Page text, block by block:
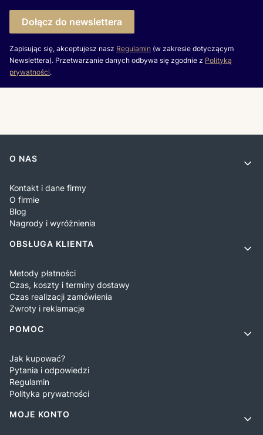
Dołącz do newslettera
Zapisując się, akceptujesz nasz Regulamin (w zakresie dotyczącym
Newslettera). Przetwarzanie danych odbywa się zgodnie z Polityką
prywatności.
Linki w stopce
O NAS
Kontakt i dane firmy
O firmie
Blog
Nagrody i wyróżnienia
OBSŁUGA KLIENTA
Metody płatności
Czas, koszty i terminy dostawy
Czas realizacji zamówienia
Zwroty i reklamacje
POMOC
Jak kupować?
Pytania i odpowiedzi
Regulamin
Polityka prywatności
MOJE KONTO